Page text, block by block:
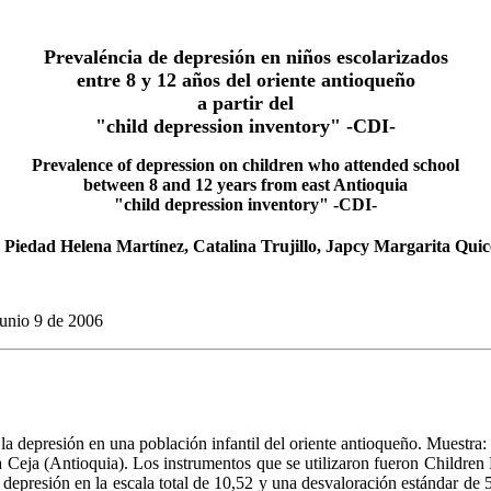
Prevaléncia de depresión en niños escolarizados
entre 8 y 12 años del oriente antioqueño
a partir del
"child depression inventory" -CDI-
Prevalence of depression on children who attended school
between 8 and 12 years from east Antioquia
"child depression inventory" -CDI-
Helena Martínez, Catalina Trujillo, Japcy Margarita
9 de 2006
en una población infantil del oriente antioqueño.
(Antioquia). Los instrumentos que se utilizaron fueron
en la escala total de 10,52 y una desvaloración estándar